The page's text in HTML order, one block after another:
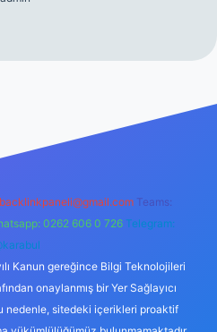
backlinkpaneli@gmail.com Teams:
0262 606 0 726 Telegram:
Kanun gereğince Bilgi Teknolojileri
onaylanmış bir Yer Sağlayıcı
nedenle, sitedeki içerikleri proaktif